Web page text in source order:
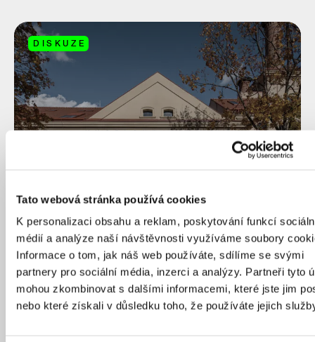
Tato webová stránka používá cookies
K personalizaci obsahu a reklam, poskytování funkcí
médií a analýze naší návštěvnosti využíváme soubory
Informace o tom, jak náš web používáte, sdílíme se svými
partnery pro sociální média, inzerci a analýzy. Partneři tyto
mohou zkombinovat s dalšími informacemi, které jste jim
nebo které získali v důsledku toho, že používáte jejich
DISKUZE
ÚT 08/ 09 17.00–18.00